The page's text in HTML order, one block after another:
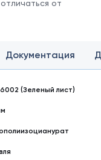
от
Документация
6002 (Зеленый лист)